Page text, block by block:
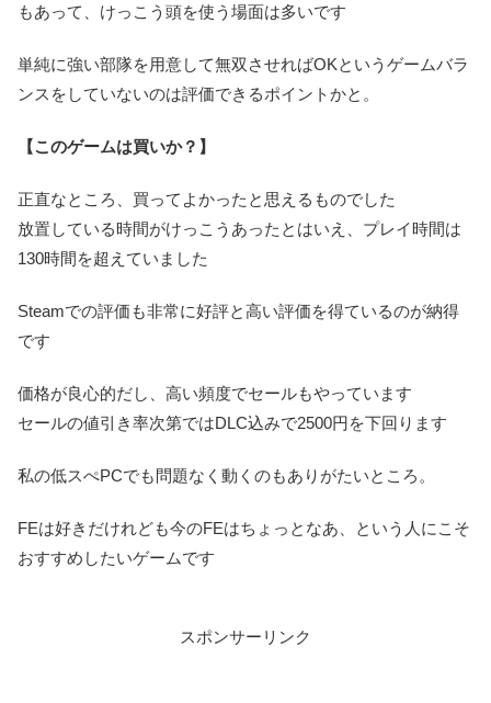
もあって、けっこう頭を使う場面は多いです
単純に強い部隊を用意して無双させればOKというゲームバラ
ンスをしていないのは評価できるポイントかと。
【このゲームは買いか？】
正直なところ、買ってよかったと思えるものでした
放置している時間がけっこうあったとはいえ、プレイ時間は
130時間を超えていました
Steamでの評価も非常に好評と高い評価を得ているのが納得
です
価格が良心的だし、高い頻度でセールもやっています
セールの値引き率次第ではDLC込みで2500円を下回ります
私の低スぺPCでも問題なく動くのもありがたいところ。
FEは好きだけれども今のFEはちょっとなあ、という人にこそ
おすすめしたいゲームです
スポンサーリンク